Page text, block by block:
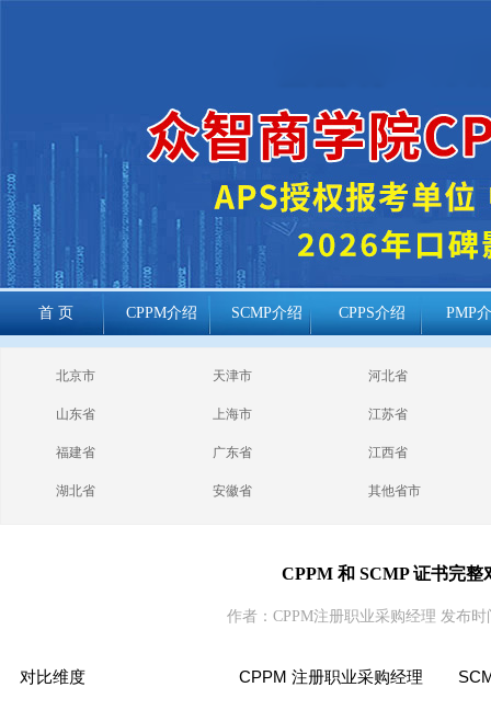
首 页 CPPM介绍 SCMP介绍 CPPS介绍 PMP
cppm报考常见
问题
北京市 天津市 河北省
山东省 上海市 江苏省
福建省 广东省 江西省
湖北省 安徽省 其他省市
CPPM 和 SCMP 证书完整
作者：CPPM注册职业采购经理 发布时
对比维度 CPPM 注册职业采购经理